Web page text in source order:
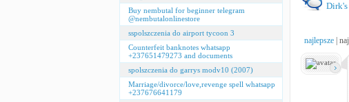
Buy nembutal for beginner telegram
@nembutalonlinestore
sspolszczenia do airport tycoon 3
Counterfeit banknotes whatsapp
+237651479273 and documents
spolszczenia do garrys modv10 (2007)
Marriage/divorce/love,revenge spell whatsapp
+237676641179
Dirk's
najlepsze|